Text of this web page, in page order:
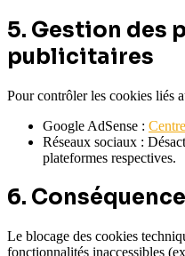
5. Gestion des
publicitaires
Pour contrôler les cookies liés
Google AdSense :
Réseaux sociaux :
plateformes respectives.
6.
Le blocage des cookies
fonctionnalités inaccessibles